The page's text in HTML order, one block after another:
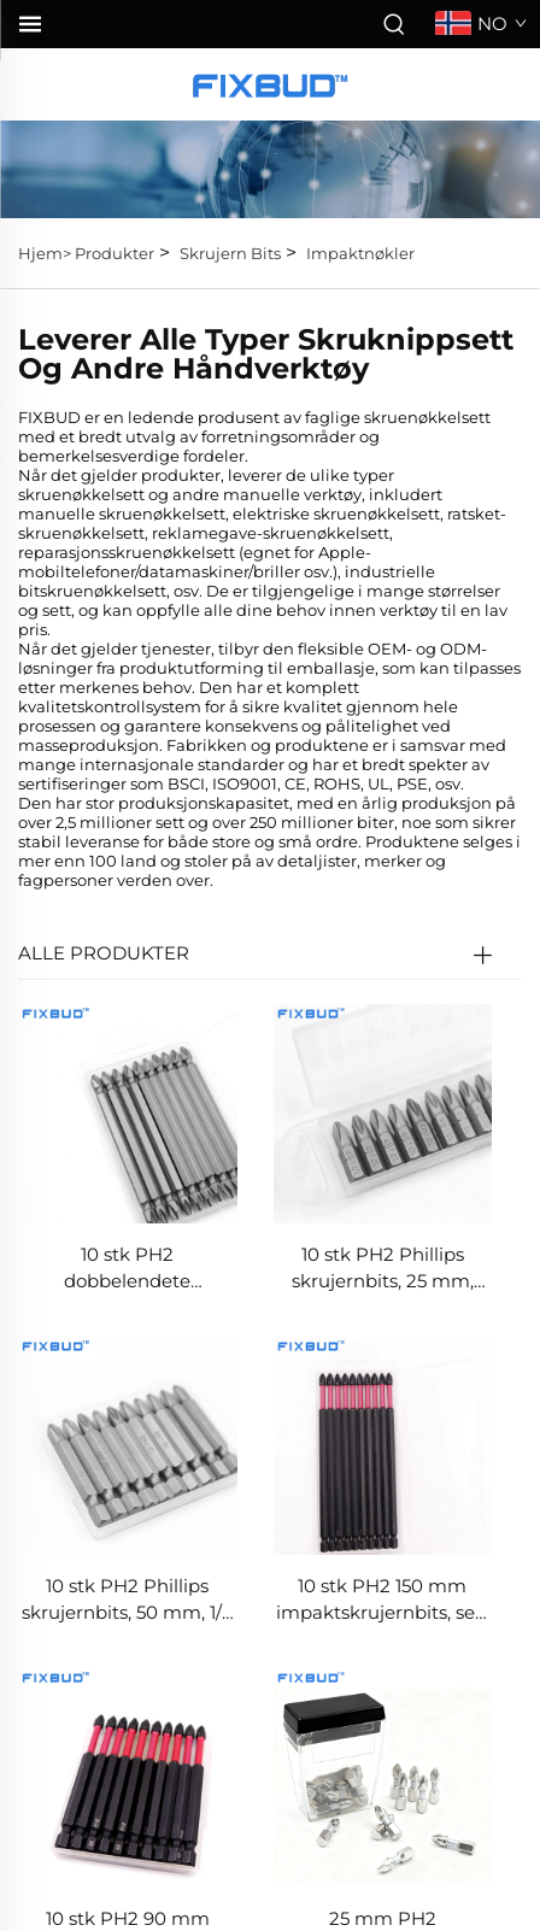
NO
Hjem> Produkter > Skrujern Bits > Impaktnøkler
Leverer Alle Typer Skruknippsett
Og Andre Håndverktøy
FIXBUD er en ledende produsent av faglige skruenøkkelsett
med et bredt utvalg av forretningsområder og
bemerkelsesverdige fordeler.
Når det gjelder produkter, leverer de ulike typer
skruenøkkelsett og andre manuelle verktøy, inkludert
manuelle skruenøkkelsett, elektriske skruenøkkelsett, ratsket-
skruenøkkelsett, reklamegave-skruenøkkelsett,
reparasjonsskruenøkkelsett (egnet for Apple-
mobiltelefoner/datamaskiner/briller osv.), industrielle
bitskruenøkkelsett, osv. De er tilgjengelige i mange størrelser
og sett, og kan oppfylle alle dine behov innen verktøy til en lav
pris.
Når det gjelder tjenester, tilbyr den fleksible OEM- og ODM-
løsninger fra produktutforming til emballasje, som kan tilpasses
etter merkenes behov. Den har et komplett
kvalitetskontrollsystem for å sikre kvalitet gjennom hele
prosessen og garantere konsekvens og pålitelighet ved
masseproduksjon. Fabrikken og produktene er i samsvar med
mange internasjonale standarder og har et bredt spekter av
sertifiseringer som BSCI, ISO9001, CE, ROHS, UL, PSE, osv.
Den har stor produksjonskapasitet, med en årlig produksjon på
over 2,5 millioner sett og over 250 millioner biter, noe som sikrer
stabil leveranse for både store og små ordre. Produktene selges i
mer enn 100 land og stoler på av detaljister, merker og
fagpersoner verden over.
ALLE PRODUKTER
10 stk PH2
dobbelendete
10 stk PH2 Phillips
skrujernbits, 25 mm,
10 stk PH2 Phillips
skrujernbits, 50 mm, 1/4
10 stk PH2 150 mm
impaktskrujernbits, sett
legering med høy
hardhet for kraftverktøy
10 stk PH2 90 mm
25 mm PH2